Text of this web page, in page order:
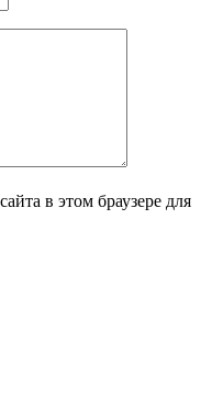
в этом браузере для